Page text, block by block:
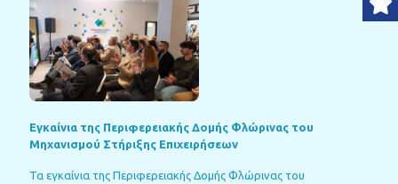
Εγκαίνια της Περιφερειακής Δομής Φλώρινας του
Μηχανισμού Στήριξης Επιχειρήσεων
Τα εγκαίνια της Περιφερειακής Δομής Φλώρινας του